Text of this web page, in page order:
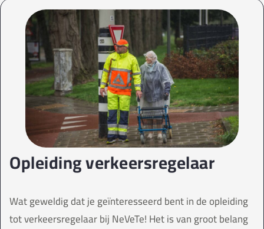
Opleiding verkeersregelaar
Wat geweldig dat je geïnteresseerd bent in de opleiding
tot verkeersregelaar bij NeVeTe! Het is van groot belang